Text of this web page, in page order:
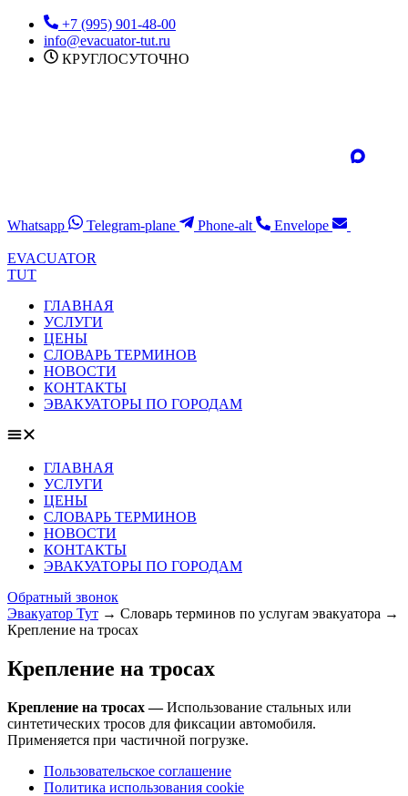
Перейти
содержимому
+7 (995) 901-48-00
info@evacuator-tut.ru
КРУГЛОСУТОЧНО
Whatsapp Telegram-plane Phone-alt Envelope
EVACUATOR
TUT
ГЛАВНАЯ
УСЛУГИ
ЦЕНЫ
СЛОВАРЬ ТЕРМИНОВ
НОВОСТИ
КОНТАКТЫ
ЭВАКУАТОРЫ ПО ГОРОДАМ
ГЛАВНАЯ
УСЛУГИ
ЦЕНЫ
СЛОВАРЬ ТЕРМИНОВ
НОВОСТИ
КОНТАКТЫ
ЭВАКУАТОРЫ ПО ГОРОДАМ
Обратный звонок
Эвакуатор Тут → Словарь терминов по услугам эвакуатора →
Крепление на тросах
Крепление на тросах
Крепление на тросах —Использование стальных или
синтетических тросов для фиксации автомобиля.
Применяется при частичной погрузке.
Пользовательское соглашение
Политика использования cookie